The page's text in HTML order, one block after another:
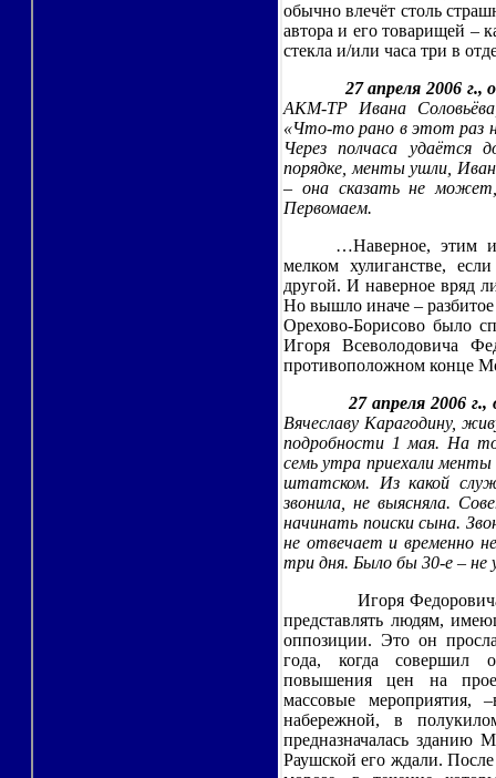
обычно влечёт столь
автора и его товарищей –
стекла и/или часа три в
27 апреля 2006 г.,
АКМ-ТР Ивана
«Что-то рано в этот раз
Через полчаса удаётся
порядке, менты ушли, Иван
– она сказать не
Первомаем.
…Наверное, этим
мелком хулиганстве,
другой. И наверное вряд
Но вышло иначе – разбитое
Орехово-Борисово было
Игоря Всеволодовича
противоположном конце
27 апреля 2006 г.,
Вячеславу Карагодину,
подробности 1 мая. На
семь утра приехали
штатском. Из какой
звонила, не выясняла.
начинать поиски сына.
не отвечает и временно
три дня. Было бы 30-е – не
Игоря
представлять людям,
оппозиции. Это он
года, когда совершил
повышения цен на
массовые мероприятия,
набережной, в
предназначалась зданию
Раушской его ждали.